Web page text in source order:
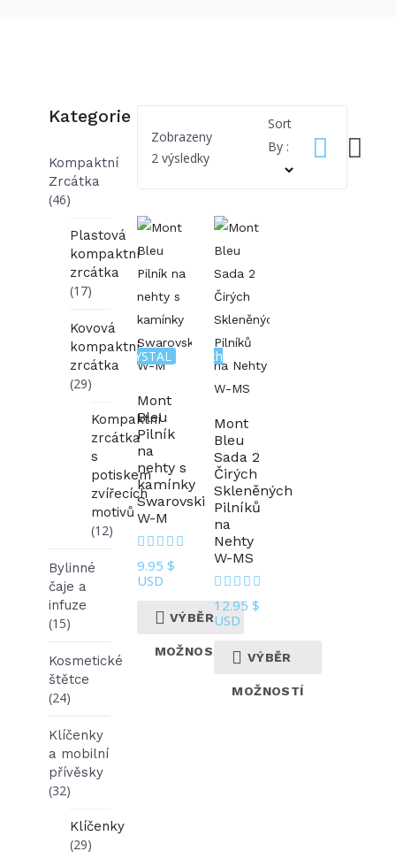
Kategorie
Kompaktní
Zrcátka
(46)
Plastová
kompaktní
zrcátka
(17)
Kovová
kompaktní
zrcátka
(29)
Kompaktní
zrcátka
s
potiskem
zvířecích
motivů
(12)
Bylinné
čaje a
infuze
(15)
Kosmetické
štětce
(24)
Klíčenky
a mobilní
přívěsky
(32)
Klíčenky
(29)
Zobrazeny
2 výsledkySeřazeno
Sort
By :
Linie KRYSTAL
Mont
Bleu
Pilník
na
nehty s
kamínky
Swarovski
W-M
9.95 $
USD
VÝBĚR
MOŽNOSTÍ
Skleněných
Mont
Bleu
Sada 2
Čirých
Skleněných
Pilníků
na
Nehty
W-MS
12.95$
USD
VÝBĚR
MOŽNOSTÍ